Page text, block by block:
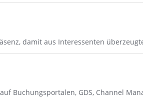
damit aus Interessenten
Buchungsportalen, GDS, Channel